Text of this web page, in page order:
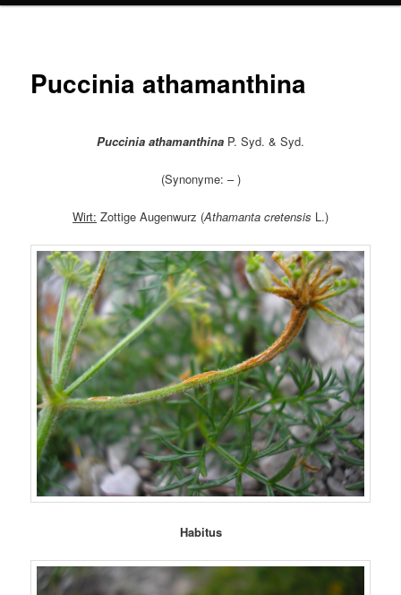
Puccinia athamanthina
Puccinia athamanthina P. Syd. & Syd.
(Synonyme: – )
Wirt: Zottige Augenwurz (Athamanta cretensis L.)
Habitus